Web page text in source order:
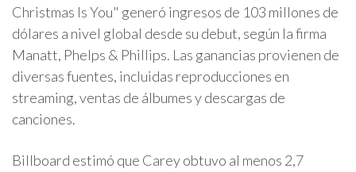
Christmas Is You" generó ingresos de 103 millones de
dólares a nivel global desde su debut, según la firma
Manatt, Phelps & Phillips. Las ganancias provienen de
diversas fuentes, incluidas reproducciones en
streaming, ventas de álbumes y descargas de
canciones.
Billboard estimó que Carey obtuvo al menos 2,7